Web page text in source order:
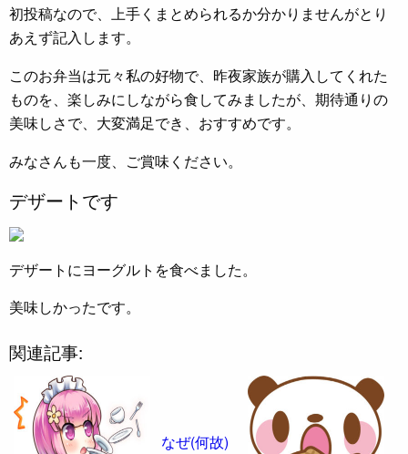
初投稿なので、上手くまとめられるか分かりませんがとり
あえず記入します。
このお弁当は元々私の好物で、昨夜家族が購入してくれた
ものを、楽しみにしながら食してみましたが、期待通りの
美味しさで、大変満足でき、おすすめです。
みなさんも一度、ご賞味ください。
デザートです
デザートにヨーグルトを食べました。
美味しかったです。
関連記事:
なぜ(何故)